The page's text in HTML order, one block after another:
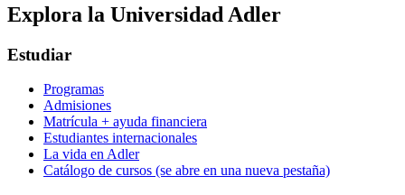
Explora la Universidad Adler
Estudiar
Programas
Admisiones
Matrícula + ayuda financiera
Estudiantes internacionales
La vida en Adler
Catálogo de cursos (se abre en una nueva pestaña)